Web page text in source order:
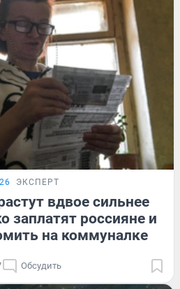
ЭКСПЕРТ
вдвое сильнее
заплатят россияне и
на коммуналке
Обсудить